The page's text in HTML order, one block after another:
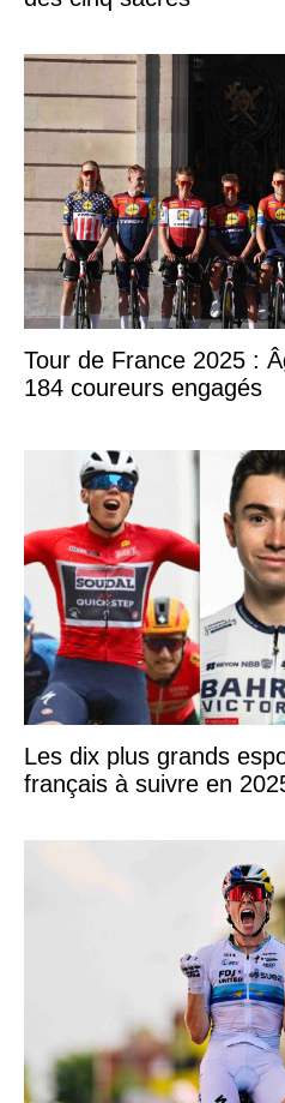
Tour de France 2025 :
184 coureurs engagés
Les dix plus grands
français à suivre en